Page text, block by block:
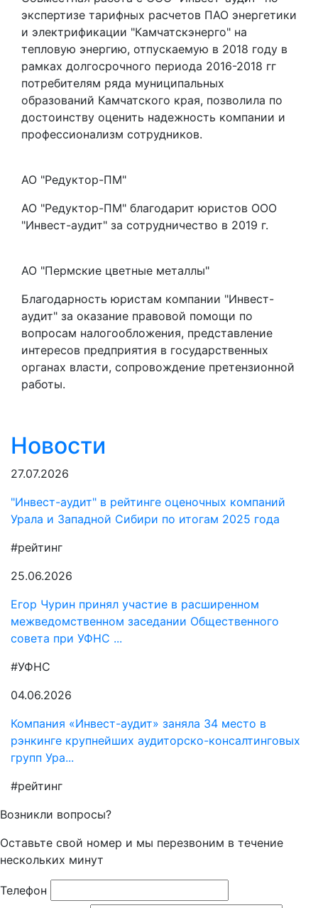
экспертизе тарифных расчетов ПАО энергетики
и электрификации "Камчатскэнерго" на
тепловую энергию, отпускаемую в 2018 году в
рамках долгосрочного периода 2016-2018 гг
потребителям ряда муниципальных
образований Камчатского края, позволила по
достоинству оценить надежность компании и
профессионализм сотрудников.
АО "Редуктор-ПМ"
АО "Редуктор-ПМ" благодарит юристов ООО
"Инвест-аудит" за сотрудничество в 2019 г.
АО "Пермские цветные металлы"
Благодарность юристам компании "Инвест-
аудит" за оказание правовой помощи по
вопросам налогообложения, представление
интересов предприятия в государственных
органах власти, сопровождение претензионной
работы.
Новости
27.07.2026
"Инвест-аудит" в рейтинге оценочных компаний
Урала и Западной Сибири по итогам 2025 года
#рейтинг
25.06.2026
Егор Чурин принял участие в расширенном
межведомственном заседании Общественного
совета при УФНС ...
#УФНС
04.06.2026
Компания «Инвест-аудит» заняла 34 место в
рэнкинге крупнейших аудиторско-консалтинговых
групп Ура...
#рейтинг
Возникли вопросы?
Оставьте свой номер и мы перезвоним в течение
нескольких минут
Телефон